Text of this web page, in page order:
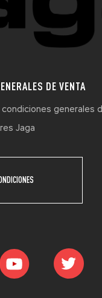
DE VENTA
condiciones generales
Jaga